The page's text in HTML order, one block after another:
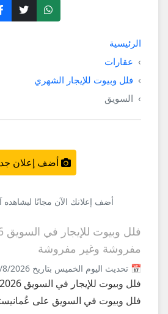
الرئيسية
عقارات
فلل وبيوت للإيجار الشهري
السويق
أضف إعلان جديد
أضف إعلانك الآن مجانًا ليشاهده
مفروشة وغير مفروشة
📅 تحديث اليوم الخميس بتاريخ 6/8/2026
فلل وبيوت في السويق على